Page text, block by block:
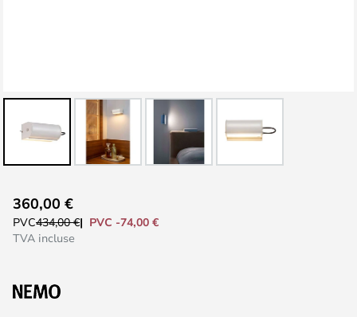
to
the
the
360,00 €
PVC434,00 €
PVC -74,00 €
TVA incluse